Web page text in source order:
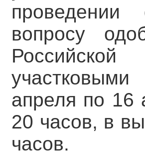
проведении
вопросу
апреля по 16
20 часов, в
часов.